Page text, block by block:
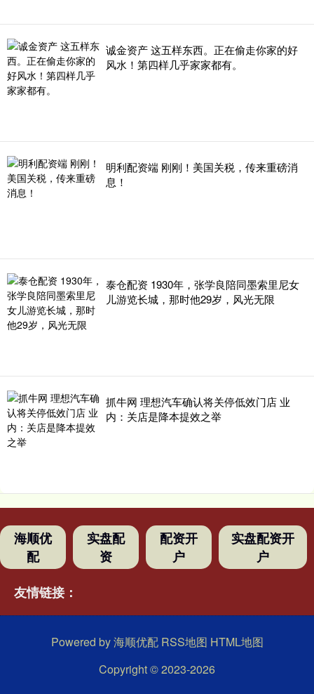
诚金资产 这五样东西。正在偷走你家的好
风水！第四样几乎家家都有。
明利配资端 刚刚！美国关税，传来重磅消
息！
泰仓配资 1930年，张学良陪同墨索里尼女
儿游览长城，那时他29岁，风光无限
抓牛网 理想汽车确认将关停低效门店 业
内：关店是降本提效之举
海顺优
配
实盘配
资
配资开
户
实盘配资开
户
友情链接：
Powered by海顺优配 RSS地图 HTML地图
Copyright© 2023-2026